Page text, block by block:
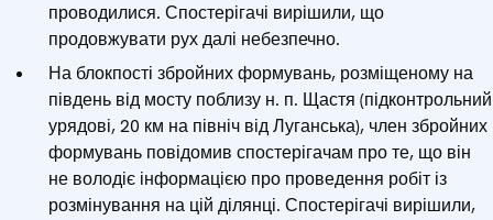
проводилися. Спостерігачі вирішили, що
продовжувати рух далі небезпечно.
На блокпості збройних формувань, розміщеному на
південь від мосту поблизу н. п. Щастя (підконтрольний
урядові, 20 км на північ від Луганська), член збройних
формувань повідомив спостерігачам про те, що він
не володіє інформацією про проведення робіт із
розмінування на цій ділянці. Спостерігачі вирішили,